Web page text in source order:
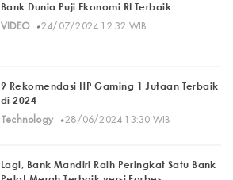
Bank Dunia Puji Ekonomi RI Terbaik
VIDEO· 24/07/2024 12:32 WIB
9 Rekomendasi HP Gaming 1 Jutaan Terbaik
di 2024
Technology
· 28/06/2024 13:30 WIB
Lagi, Bank Mandiri Raih Peringkat Satu Bank